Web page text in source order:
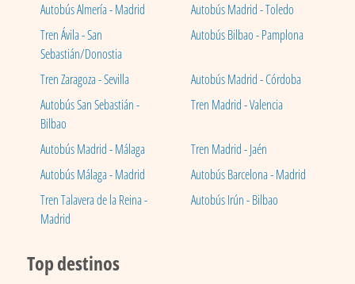
Autobús Almería - Madrid
Autobús Madrid - Toledo
Tren Ávila - San
Sebastián/Donostia
Autobús Bilbao - Pamplona
Tren Zaragoza - Sevilla
Autobús Madrid - Córdoba
Autobús San Sebastián -
Bilbao
Tren Madrid - Valencia
Autobús Madrid - Málaga
Tren Madrid - Jaén
Autobús Málaga - Madrid
Autobús Barcelona - Madrid
Tren Talavera de la Reina -
Madrid
Autobús Irún - Bilbao
Top destinos